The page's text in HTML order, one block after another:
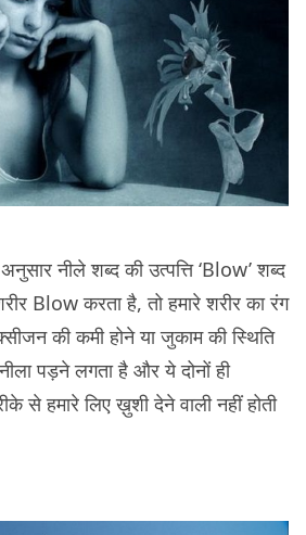
नीले शब्द की उत्पत्ति ‘Blow’ शब्द
Blow करता है, तो हमारे शरीर का रंग
की कमी होने या जुकाम की स्थिति
पड़ने लगता है और ये दोनों ही
से हमारे लिए ख़ुशी देने वाली नहीं होती